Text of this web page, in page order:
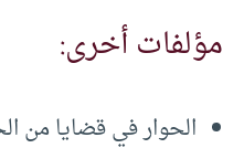
مؤلفات أخرى:
الحوار في قضايا من